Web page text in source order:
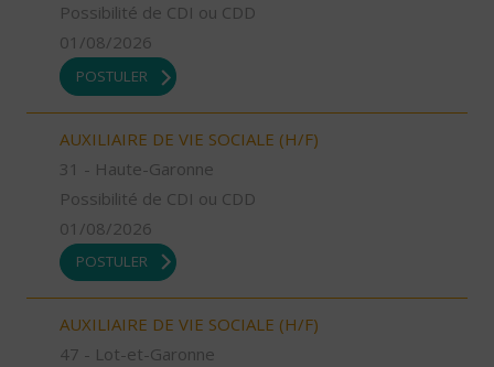
Possibilité de CDI ou CDD
01/08/2026
POSTULER
AUXILIAIRE DE VIE SOCIALE (H/F)
31 - Haute-Garonne
Possibilité de CDI ou CDD
01/08/2026
POSTULER
AUXILIAIRE DE VIE SOCIALE (H/F)
47 - Lot-et-Garonne